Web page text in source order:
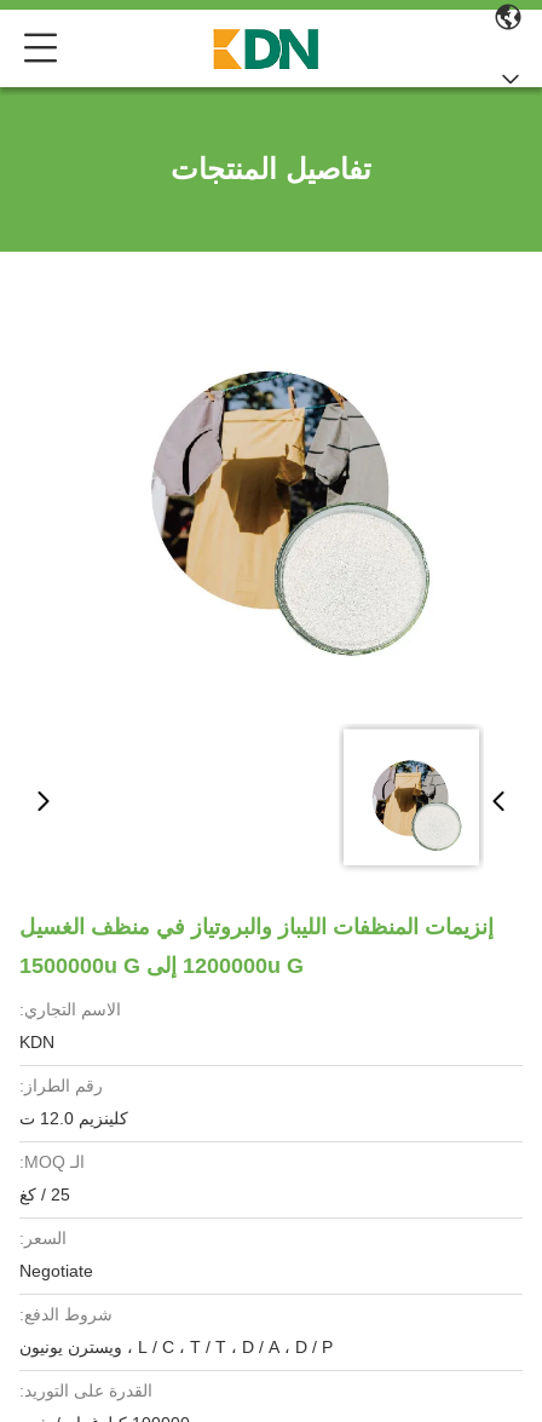
تفاصيل المنتجات
إنزيمات المنظفات الليباز والبروتياز في منظف الغسيل
1200000u G إلى 1500000u G
الاسم التجاري:
KDN
رقم الطراز:
كلينزيم 12.0 ت
الـ MOQ:
25 / كغ
السعر:
Negotiate
شروط الدفع:
L / C ، T / T ، D / A ، D / P ، ويسترن يونيون
القدرة على التوريد: